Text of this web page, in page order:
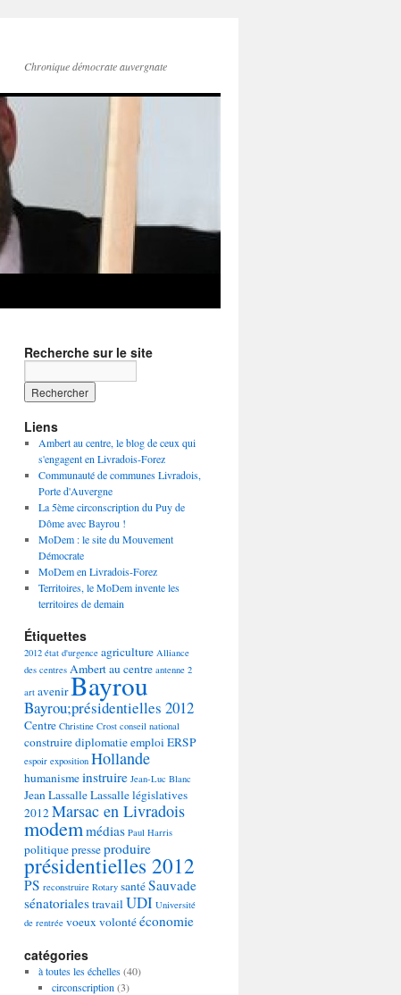
Chronique démocrate auvergnate
Recherche sur le site
Liens
Ambert au centre, le blog de ceux qui
s'engagent en Livradois-Forez
Communauté de communes Livradois,
Porte d'Auvergne
La 5ème circonscription du Puy de
Dôme avec Bayrou !
MoDem : le site du Mouvement
Démocrate
MoDem en Livradois-Forez
Territoires, le MoDem invente les
territoires de demain
Étiquettes
2012 état d'urgence agriculture Alliance
des centres Ambert au centre antenne 2
art avenirBayrou
Bayrou;présidentielles 2012
Centre Christine Crost conseil national
construirediplomatieemploiERSP
espoir exposition Hollande
humanismeinstruire Jean-Luc Blanc
Jean LassalleLassallelégislatives
2012Marsac en Livradois
modemmédias Paul Harris
politiquepresseproduire
présidentielles 2012
PS reconstruire Rotary santéSauvade
sénatorialestravailUDI Université
de rentrée voeuxvolontééconomie
catégories
à toutes les échelles(40)
circonscription (3)